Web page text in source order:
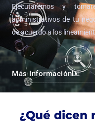
Ejecutaremos y
administrativos de tu
de acuerdo a los
Más Información
¿Qué dicen